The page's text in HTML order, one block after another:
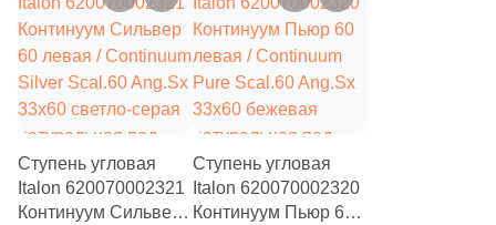
бетон
бетон
Ступень угловая
Italon 620070002321
Континуум Сильвер
Ступень угловая
Italon 620070002320
Континуум Пьюр 60